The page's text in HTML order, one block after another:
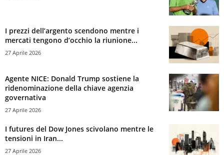
I prezzi dell’argento scendono mentre i
mercati tengono d’occhio la riunione...
27 Aprile 2026
Agente NICE: Donald Trump sostiene la
ridenominazione della chiave agenzia
governativa
27 Aprile 2026
I futures del Dow Jones scivolano mentre le
tensioni in Iran...
27 Aprile 2026